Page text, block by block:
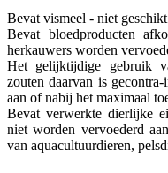
Bevat vismeel - niet
Bevat bloedproducten
herkauwers worden
Het gelijktijdige gebruik
zouten daarvan is
aan of nabij het maximaal
Bevat verwerkte dierlijke
niet worden vervoederd
van aquacultuurdieren,